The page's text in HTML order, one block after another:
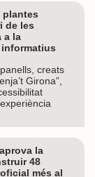
plantes
de les
a la
creats
Girona”,
la
48
més al